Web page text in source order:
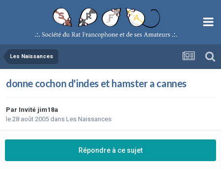
Les Naissances
donne cochon d'indes et hamster a cannes
Par Invité jim18a
le 28 août 2005 dans Les Naissances
Répondre à ce sujet